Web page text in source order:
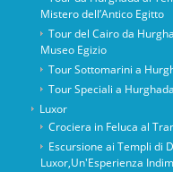
Mistero dell’Antico Egitto
Tour del Cairo da
Museo Egizio
Tour Sottomarini a
Tour Speciali a Hurghada
Luxor
Crociera in Feluca al
Escursione ai Templi di
Luxor,Un'Esperienza